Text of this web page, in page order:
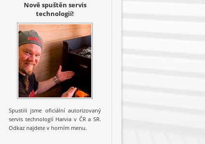
Nově spuštěn servis
technologií!
Spustili jsme oficiální autorizovaný
servis technologií Harvia v ČR a SR.
Odkaz najdete v horním menu.